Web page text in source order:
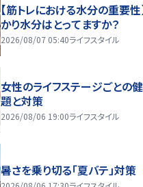
【筋トレにおける水分の重要性
かり水分はとってますか？
2026/08/07 05:40ライフスタイル
女性のライフステージごとの
題と対策
2026/08/06 19:00ライフスタイル
暑さを乗り切る「夏バテ」対策